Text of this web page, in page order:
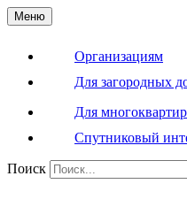
Меню
Организациям
Для загородных
Для
Спутниковый
Поиск